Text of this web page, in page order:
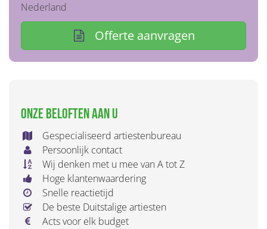
Nederland
Offerte aanvragen
Onze beloften aan u
Gespecialiseerd artiestenbureau
Persoonlijk contact
Wij denken met u mee van A tot Z
Hoge klantenwaardering
Snelle reactietijd
De beste Duitstalige artiesten
Acts voor elk budget